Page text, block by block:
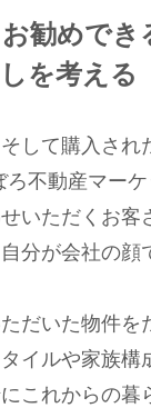
勧めでき
を考える
して購入さ
ろ不動産マー
いただくお
分が会社の顔
だいた物件
イルや家族
これからの